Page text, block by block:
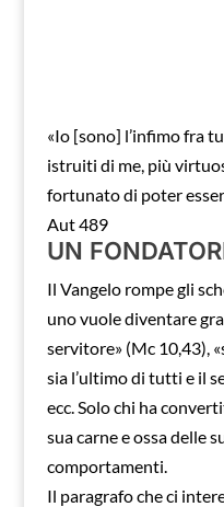
«Io [sono] l’infimo fra
istruiti di me, più
fortunato di poter
Aut 489
UN
Il Vangelo rompe gli
uno vuole diventare
servitore» (Mc 10,43),
sia l’ultimo di tutti e il
ecc. Solo chi ha
sua carne e ossa delle
comportamenti.
Il paragrafo che ci